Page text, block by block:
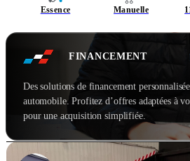
Essence Manuelle
FINANCEMENT
Des solutions de financement
automobile. Profitez d’offres adaptées à
pour une acquisition simplifiée.